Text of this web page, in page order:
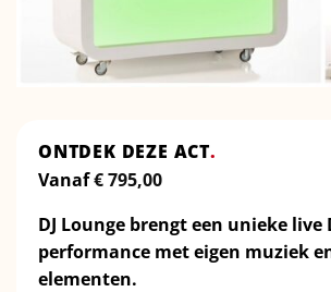
ONTDEK DEZE ACT.
Vanaf€795,00
DJ Lounge brengt een unieke live
performance met eigen muziek
elementen.